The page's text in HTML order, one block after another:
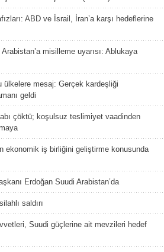
ABD ve İsrail, İran’a karşı hedeflerine
Arabistan’a misilleme uyarısı: Ablukaya
ülkelere mesaj: Gerçek kardeşliği
geldi
çöktü; koşulsuz teslimiyet vaadinden
ekonomik iş birliğini geliştirme konusunda
Erdoğan Suudi Arabistan’da
saldırı
Suudi güçlerine ait mevzileri hedef